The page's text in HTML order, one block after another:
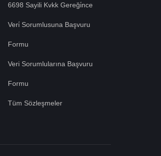
6698 Sayili Kvkk Gereği̇nce
Veri̇ Sorumlusuna Başvuru
Formu
Veri Sorumlularına Başvuru
Formu
Tüm Sözleşmeler